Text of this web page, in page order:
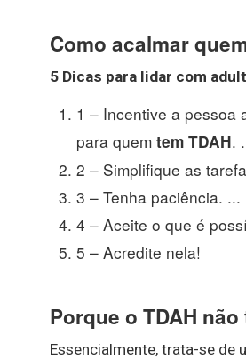
Como acalmar
5 Dicas para lidar com
1 – Incentive a pessoa
para quem tem TDAH.
2 – Simplifique as
3 – Tenha paciência. ...
4 – Aceite o que é
5 – Acredite nela!
Porque o TDAH
Essencialmente, trata-se de